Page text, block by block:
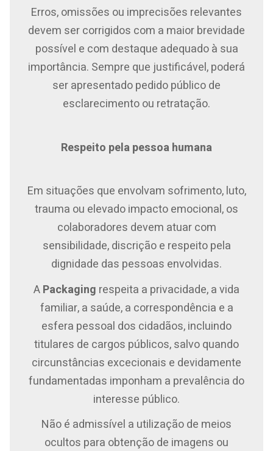
Erros, omissões ou imprecisões relevantes
devem ser corrigidos com a maior brevidade
possível e com destaque adequado à sua
importância. Sempre que justificável, poderá
ser apresentado pedido público de
esclarecimento ou retratação.
Respeito pela pessoa humana
Em situações que envolvam sofrimento, luto,
trauma ou elevado impacto emocional, os
colaboradores devem atuar com
sensibilidade, discrição e respeito pela
dignidade das pessoas envolvidas.
APackaging respeita a privacidade, a vida
familiar, a saúde, a correspondência e a
esfera pessoal dos cidadãos, incluindo
titulares de cargos públicos, salvo quando
circunstâncias excecionais e devidamente
fundamentadas imponham a prevalência do
interesse público.
Não é admissível a utilização de meios
ocultos para obtenção de imagens ou